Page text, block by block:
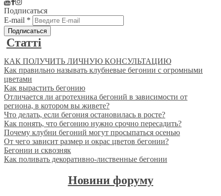
Подписаться
E-mail *
Статті
КАК ПОЛУЧИТЬ ЛИЧНУЮ КОНСУЛЬТАЦИЮ
Как правильно называть клубневые бегонии с огромными
цветами
Как вырастить бегонию
Отличается ли агротехника бегоний в зависимости от
региона, в котором вы живете?
Что делать, если бегония остановилась в росте?
Как понять, что бегонию нужно срочно пересадить?
Почему клубни бегоний могут просыпаться осенью
От чего зависит размер и окрас цветов бегонии?
Бегонии и сквозняк
Как поливать декоративно-лиственные бегонии
Новини форуму